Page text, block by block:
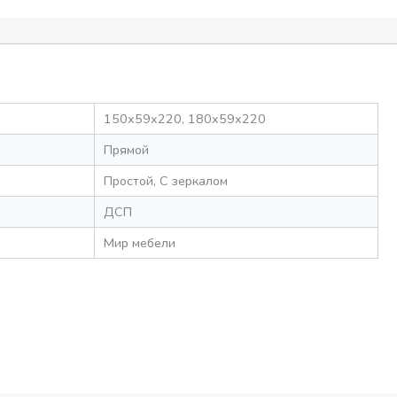
150x59x220, 180x59x220
Прямой
Простой, С зеркалом
ДСП
Мир мебели